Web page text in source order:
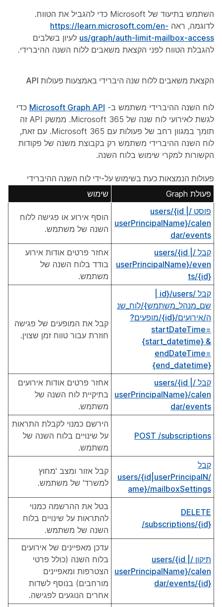
השתמש בתיעוד של Microsoft כדי להגביל את הטווח.
לדוגמה, ראה https://learn.microsoft.com/en-
us/graph/auth-limit-mailbox-access לעיון בשלבים
להגבלת הטווח לפני הקצאת משאבים ללוח השנה ההיברידי.
הקצאת משאבים ללוח שנה היברידי באמצעות פעולות API
לוח השנה ההיברידי משתמש ב- Microsoft Graph API כדי
לגשת לאירועי לוח שנה של Microsoft 365. ממשק API זה
תומך במגוון רחב של פעולות עם Microsoft 365. עם זאת,
לוח השנה ההיברידי משתמש רק בקבוצת משנה של פקודות
הקשורות למקרי שימוש בלוח השנה.
פעולות הנמצאות כעת בשימוש על-ידי לוח השנה ההיברידי
פעולת Graph
שימוש
פוסט /users/{id |
userPrincipalName}/calen
dar/events
הוסף אירוע או פגישה ללוח
השנה של משתמש.
קבל /users/{id |
userPrincipalName}/even
ts/{id}
אחזר פרטים אודות אירוע
בודד בלוח השנה של
משתמש.
שם_מנהל_משתמש}/לוח_שנ
ה/אירועים/{id}/מופעים?
startDateTime=
{start_datetime} &
endDateTime=
{end_datetime}
קבל את המופעים של פגישה
חוזרת עבור טווח זמן שצוין.
קבל /users/{id |
userPrincipalName}/calen
dar/events
אחזר פרטים אודות אירועים
בתיקיית לוח השנה של
משתמש.
POST /subscriptions
הירשם כמנוי לקבלת התראות
על שינויים בלוח השנה של
משתמש.
קבל
/users/{id|userPrincipalN
ame}/mailboxSettings
קבל אזור ומצב 'מחוץ
למשרד' של משתמש.
DELETE
/subscriptions/{id}‎
בטל את ההרשמה כמנוי
להתראות על שינויים בלוח
השנה של משתמש.
תיקון /users/{id |
userPrincipalName}/calen
dar/events/{id}
עדכן מאפיינים של אירועים
בלוח השנה (כולל פרטי
הצטרפות ומאפיינים
מורחבים) בנוסף לשדות
אחרים הנוגעים לפגישה.